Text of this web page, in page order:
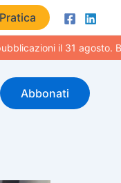
il 31 agosto. Buone
Abbonati